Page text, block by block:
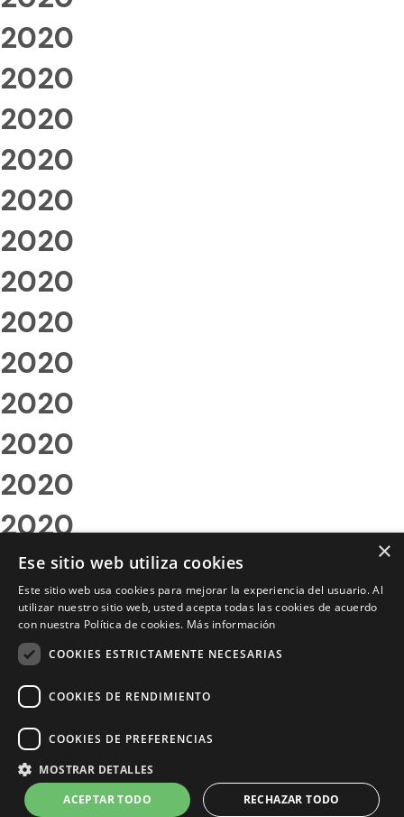
2020
2020
2020
2020
2020
2020
2020
2020
2020
2020
2020
2020
2020
2020
2020
2020
2020
2020
2020
×
Ese sitio web utiliza cookies
Este sitio web usa cookies para mejorar la experiencia del usuario. Al
utilizar nuestro sitio web, usted acepta todas las cookies de acuerdo
con nuestra Política de cookies. Más información
COOKIES ESTRICTAMENTE NECESARIAS
COOKIES DE RENDIMIENTO
COOKIES DE PREFERENCIAS
MOSTRAR DETALLES
ACEPTAR TODO
RECHAZAR TODO